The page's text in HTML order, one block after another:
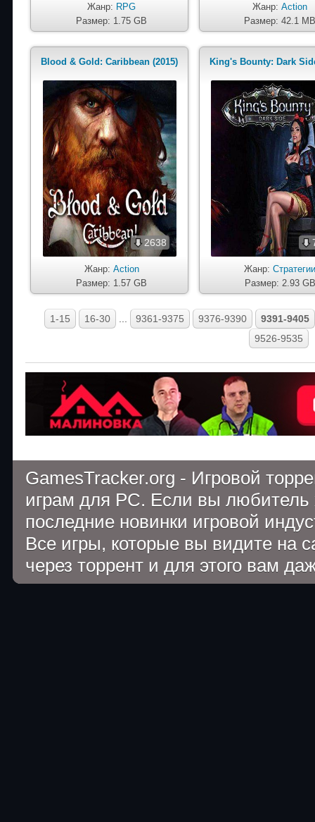
Жанр: RPG
Размер: 1.75 GB
Жанр:Action
Размер: 42.1
Blood & Gold: Caribbean (2015)
2638
Жанр: Action
Размер: 1.57 GB
King's Bounty: Dark
Жанр:
Размер: 2.93 GB
1-15 16-30 9361-9375 9376-9390
9391-9405
9526-9535
GamesTracker.org - Игровой
играм для PC. Если вы
последние новинки игровой
Все игры, которые вы видите на
через торрент и для этого вам